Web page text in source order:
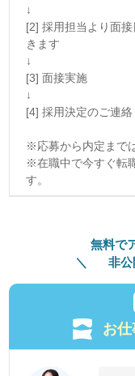
↓
[2] 採用担当より面
きます
↓
[3] 面接実施
↓
[4] 採用決定のご連絡
※応募から内定まで
※在職中で今すぐ転
す。
無料で
非
お